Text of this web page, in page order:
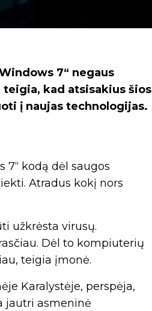
7“ negaus
kad atsisakius šios
į naujas technologijas.
7“ kodą dėl saugos
Atradus kokį nors
užkrėsta virusų.
Dėl to kompiuterių
teigia įmonė.
Karalystėje, perspėja,
jautri asmeninė